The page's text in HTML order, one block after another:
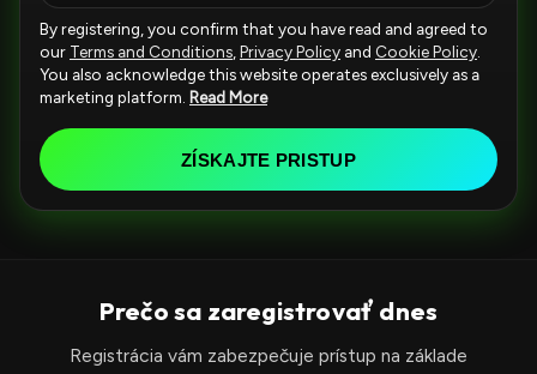
i
t
t
+
By registering, you confirm that you have read and agreed to
our Terms and Conditions Privacy Policy and Cookie Policy
You also acknowledge this website operates exclusively as a
marketing platform. Read More
ZÍSKAJTE PRISTUP
Prečo sa zaregistrovať dnes
Registrácia vám zabezpečuje prístup na základe